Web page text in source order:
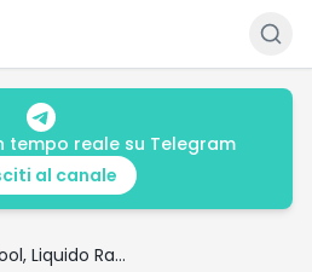
tempo reale su Telegram
al canale
Hybrid Blue Cool, Liquido Radiatore per Auto Ibride ed Elettriche